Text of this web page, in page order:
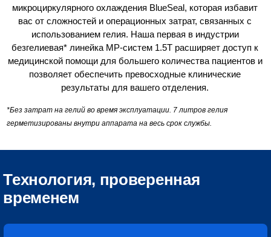
микроциркулярного охлаждения BlueSeal, которая избавит
вас от сложностей и операционных затрат, связанных с
использованием гелия. Наша первая в индустрии
безгелиевая* линейка МР-систем 1.5T расширяет доступ к
медицинской помощи для большего количества пациентов и
позволяет обеспечить превосходные клинические
результаты для вашего отделения.
*Без затрат на гелий во время эксплуатации. 7 литров гелия
герметизированы внутри аппарата на весь срок службы.
Технология, проверенная
временем